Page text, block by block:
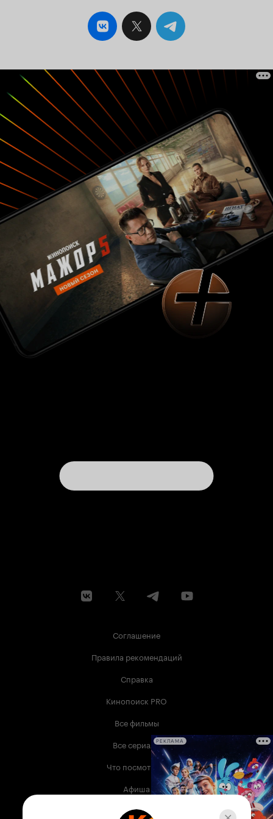
была некой отсылкой к культовой сцене в
госпитале из второй части. Зал хлопал от
восторга и в воздухе царила приятная грустная
жанр хорроров, а идет уверенными шагами по
проверенной тропинке. Что касается той
массы зрителей, которая не знакома с
франшизой и не разбирается во вселенной
Хэллоуина, то скорее всего фильм зайдет как
очередной проходной слэшер. Однако,
тщательное и кропотливое внимание к деталям
будет обязательно замечено и оценено по
достоинству фанатами, коими и является
целевая аудитория нового «Halloween» .
Майкл Майерс еще вернется . 8 из 10
Соглашение
Правила рекомендаций
Справка
Кинопоиск PRO
Все фильмы
Все сериалы
Что посмотреть
Афиша
Музыка
РЕКЛАМА